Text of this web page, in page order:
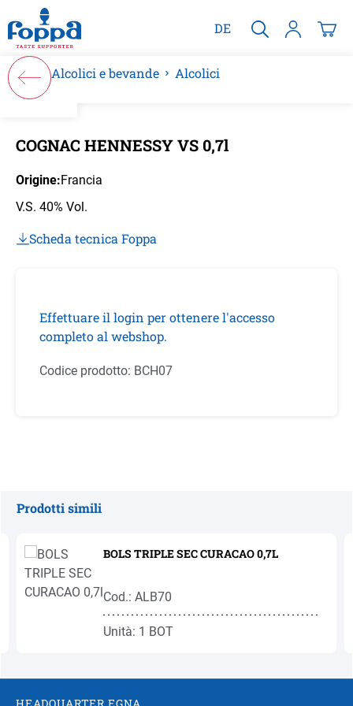
principale
DE
Alcolici e bevande Alcolici
COGNAC HENNESSY VS 0,7l
Origine:Francia
V.S. 40% Vol.
Scheda tecnica Foppa
Effettuare il login per ottenere l'accesso
completo al webshop.
Codice prodotto: BCH07
Prodotti simili
BOLS TRIPLE SEC CURACAO 0,7L
Cod.: ALB70
Unità: 1 BOT